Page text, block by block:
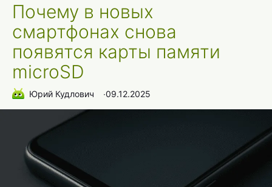
Почему в новых
смартфонах снова
появятся карты памяти
microSD
Юрий Кудлович ∙09.12.2025